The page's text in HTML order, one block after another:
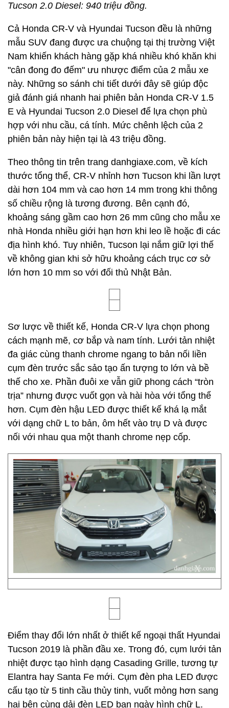
Tucson 2.0 Diesel: 940 triệu đồng.
Cả Honda CR-V và Hyundai Tucson đều là những
mẫu SUV đang được ưa chuộng tại thị trường Việt
Nam khiến khách hàng gặp khá nhiều khó khăn khi
"cân đong đo đếm" ưu nhược điểm của 2 mẫu xe
này. Những so sánh chi tiết dưới đây sẽ giúp độc
giả đánh giá nhanh hai phiên bản Honda CR-V 1.5
E và Hyundai Tucson 2.0 Diesel để lựa chọn phù
hợp với nhu cầu, cá tính. Mức chênh lệch của 2
phiên bản này hiện tại là 43 triệu đồng.
Theo thông tin trên trang danhgiaxe.com, về kích
thước tổng thể, CR-V nhỉnh hơn Tucson khi lần lượt
dài hơn 104 mm và cao hơn 14 mm trong khi thông
số chiều rộng là tương đương. Bên cạnh đó,
khoảng sáng gầm cao hơn 26 mm cũng cho mẫu xe
nhà Honda nhiều giới hạn hơn khi leo lề hoặc đi các
địa hình khó. Tuy nhiên, Tucson lại nắm giữ lợi thế
về không gian khi sở hữu khoảng cách trục cơ sở
lớn hơn 10 mm so với đối thủ Nhật Bản.
Sơ lược về thiết kế, Honda CR-V lựa chọn phong
cách mạnh mẽ, cơ bắp và nam tính. Lưới tản nhiệt
đa giác cùng thanh chrome ngang to bản nối liền
cụm đèn trước sắc sảo tạo ấn tượng to lớn và bề
thế cho xe. Phần đuôi xe vẫn giữ phong cách “tròn
trịa” nhưng được vuốt gọn và hài hòa với tổng thể
hơn. Cụm đèn hậu LED được thiết kế khá lạ mắt
với dạng chữ L to bản, ôm hết vào trụ D và được
nối với nhau qua một thanh chrome nẹp cốp.
Điểm thay đổi lớn nhất ở thiết kế ngoại thất Hyundai
Tucson 2019 là phần đầu xe. Trong đó, cụm lưới tản
nhiệt được tạo hình dạng Casading Grille, tương tự
Elantra hay Santa Fe mới. Cụm đèn pha LED được
cấu tạo từ 5 tinh cầu thủy tinh, vuốt mỏng hơn sang
hai bên cùng dải đèn LED ban ngày hình chữ L.